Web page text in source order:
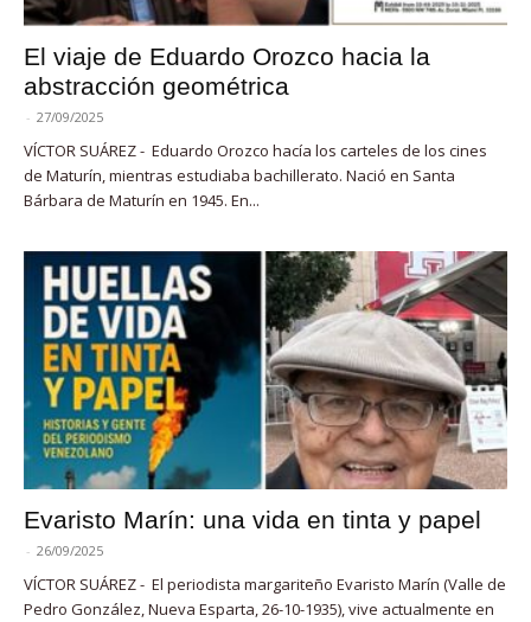
El viaje de Eduardo Orozco hacia la
abstracción geométrica
- 27/09/2025
VÍCTOR SUÁREZ - Eduardo Orozco hacía los carteles de los cines
de Maturín, mientras estudiaba bachillerato. Nació en Santa
Bárbara de Maturín en 1945. En...
Evaristo Marín: una vida en tinta y papel
- 26/09/2025
VÍCTOR SUÁREZ - El periodista margariteño Evaristo Marín (Valle de
Pedro González, Nueva Esparta, 26-10-1935), vive actualmente en